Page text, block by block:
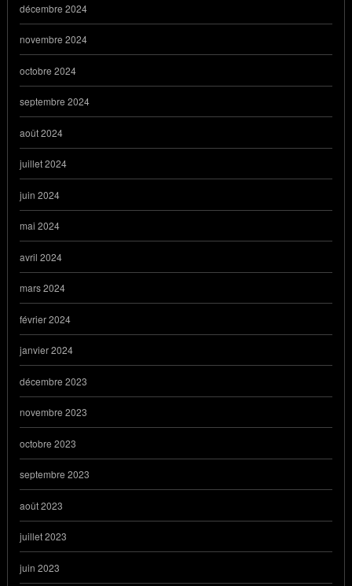
décembre 2024
novembre 2024
octobre 2024
septembre 2024
août 2024
juillet 2024
juin 2024
mai 2024
avril 2024
mars 2024
février 2024
janvier 2024
décembre 2023
novembre 2023
octobre 2023
septembre 2023
août 2023
juillet 2023
juin 2023